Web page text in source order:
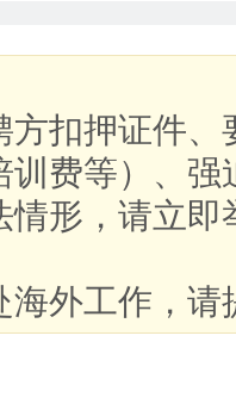
方扣押证件
训费等）、
情形，请立
海外工作，